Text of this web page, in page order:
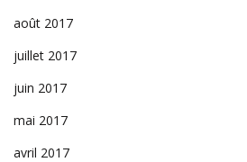
août 2017
juillet 2017
juin 2017
mai 2017
avril 2017